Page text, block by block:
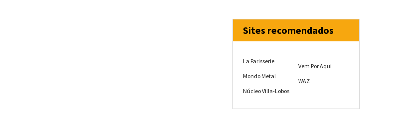
Sites recomendados
La Parisserie
Mondo Metal
Núcleo Villa-Lobos
Vem Por Aqui
WAZ